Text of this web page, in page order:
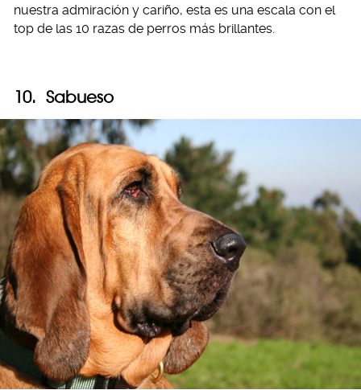
nuestra admiración y cariño, esta es una escala con el
top de las 10 razas de perros más brillantes.
10. Sabueso